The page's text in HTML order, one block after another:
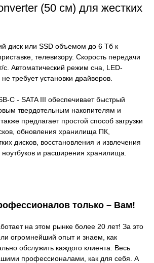
(50 см) для жестких
диск или SSD объемом до 6 Тб к
телевизору. Скорость передачи
с. Автоматический режим сна, LED-
требует установки драйверов.
C - SATA III обеспечивает быстрый
твердотельным накопителям и
предлагает простой способ загрузки
обновления хранилища ПК,
дисков, восстановления и извлечения
и расширения хранилища.
только – Вам!
на этом рынке более 20 лет! За это
огромнейший опыт и знаем, как
обслужить каждого клиента. Весь
профессионалами, как для себя. А